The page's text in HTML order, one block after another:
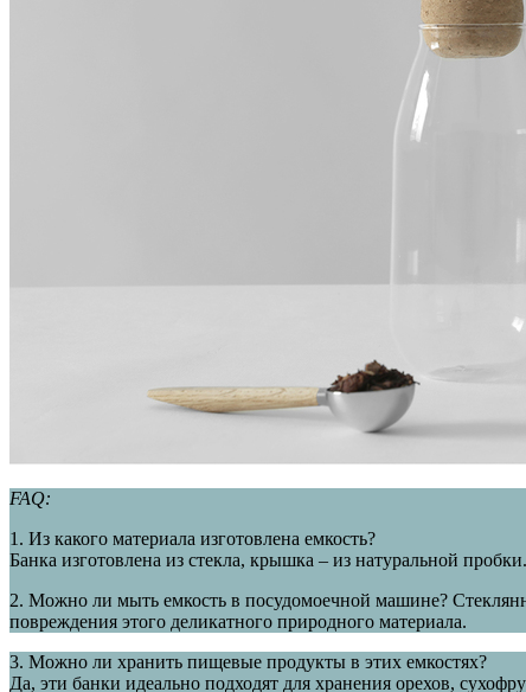
FAQ:
1. Из какого материала изготовлена емкость?
Банка изготовлена из стекла, крышка – из натуральной
2. Можно ли мыть емкость в посудомоечной машине?
повреждения этого деликатного природного материала.
3. Можно ли хранить пищевые продукты в этих емкостях?
Да, эти банки идеально подходят для хранения орехов,